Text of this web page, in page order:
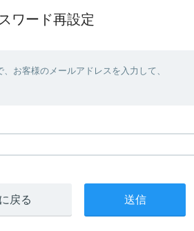
ワード再設定
お客様のメールアドレスを入力して、
戻る